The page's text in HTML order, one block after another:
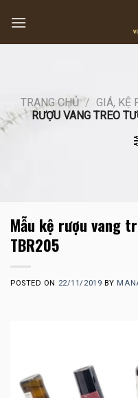
content
TRANG CHỦ / GIÁ, KỆ
RƯỢU VANG TREO
Mẫu kệ rượu vang
TBR205
POSTED ON 22/11/2019 BY